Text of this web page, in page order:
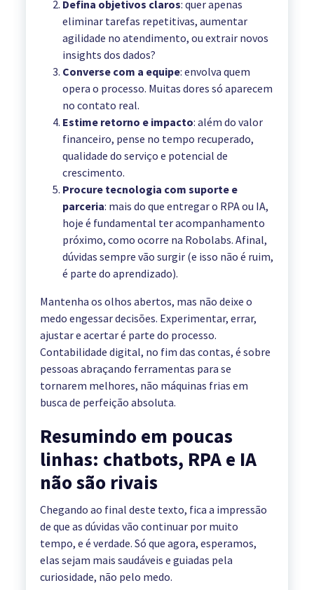
Defina objetivos claros: quer apenas
eliminar tarefas repetitivas, aumentar
agilidade no atendimento, ou extrair novos
insights dos dados?
Converse com a equipe: envolva quem
opera o processo. Muitas dores só aparecem
no contato real.
Estime retorno e impacto: além do valor
financeiro, pense no tempo recuperado,
qualidade do serviço e potencial de
crescimento.
Procure tecnologia com suporte e
parceria: mais do que entregar o RPA ou IA,
hoje é fundamental ter acompanhamento
próximo, como ocorre na Robolabs. Afinal,
dúvidas sempre vão surgir (e isso não é ruim,
é parte do aprendizado).
Mantenha os olhos abertos, mas não deixe o
medo engessar decisões. Experimentar, errar,
ajustar e acertar é parte do processo.
Contabilidade digital, no fim das contas, é sobre
pessoas abraçando ferramentas para se
tornarem melhores, não máquinas frias em
busca de perfeição absoluta.
Resumindo em poucas
linhas: chatbots, RPA e IA
não são rivais
Chegando ao final deste texto, fica a impressão
de que as dúvidas vão continuar por muito
tempo, e é verdade. Só que agora, esperamos,
elas sejam mais saudáveis e guiadas pela
curiosidade, não pelo medo.